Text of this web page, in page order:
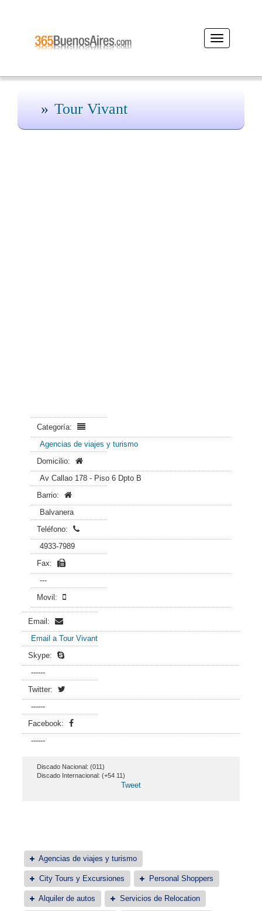
Desplegar
navegación
Tour Vivant
Categoría:
Agencias de viajes y turismo
Domicilio:
Av Callao 178 - Piso 6 Dpto B
Barrio:
Balvanera
Teléfono:
4933-7989
Fax:
---
Movil:
Email:
Email a Tour Vivant
Skype:
------
Twitter:
------
Facebook:
------
Discado Nacional: (011)
Discado Internacional: (+54 11)
Tweet
Agencias de viajes y turismo
City Tours y Excursiones Personal Shoppers
Alquiler de autos Servicios de Relocation